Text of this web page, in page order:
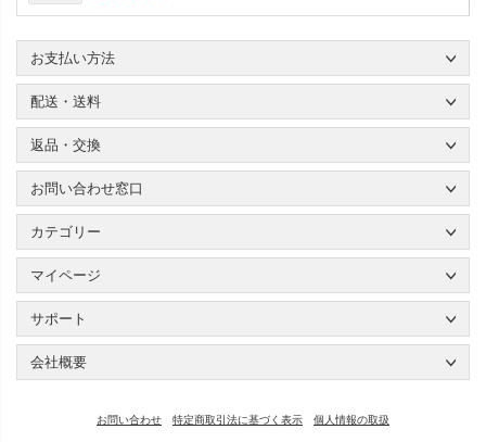
お支払い方法
配送・送料
返品・交換
お問い合わせ窓口
カテゴリー
マイページ
サポート
会社概要
お問い合わせ 特定商取引法に基づく表示 個人情報の取扱